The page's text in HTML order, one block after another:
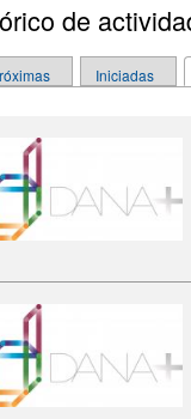
de
principales
Iniciadas